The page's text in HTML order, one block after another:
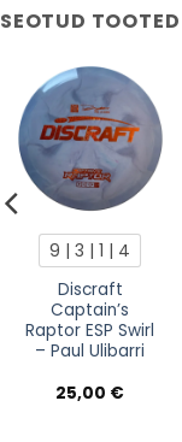
SEOTUD TOOTED
9 | 3 | 1 | 4
Discraft
Captain’s
Raptor ESP Swirl
– Paul Ulibarri
25,00 €